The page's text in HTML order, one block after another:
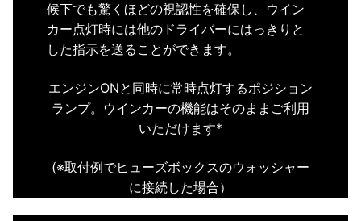
候下でも驚くほどの視認性を確保し、
ウイン
カー点灯時には他のドライバーにはっきりと
した指示を送ることができます。
エンジンONと同時に常時点灯するポジション
ランプ。 ウインカーの機能はそのままご利用
いただけます*
(※取付例でヒューズボックスのウォッシャー
に接続した場合）